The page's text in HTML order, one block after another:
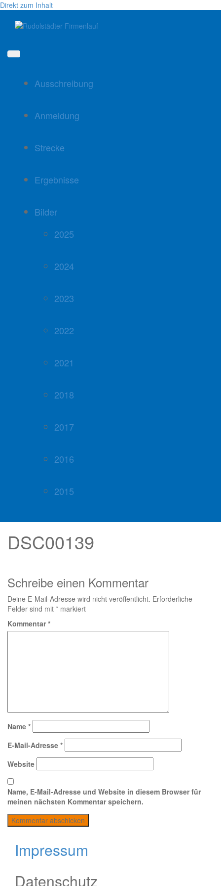
Direkt zum Inhalt
Ausschreibung
Anmeldung
Strecke
Ergebnisse
Bilder
2025
2024
2023
2022
2021
2018
2017
2016
2015
DSC00139
Schreibe einen Kommentar
Deine E-Mail-Adresse wird nicht veröffentlicht. Erforderliche
Felder sind mit * markiert
Kommentar*
Name *
E-Mail-Adresse *
Website
Name, E-Mail-Adresse und Website in diesem Browser für
meinen nächsten Kommentar speichern.
Impressum
Datenschutz